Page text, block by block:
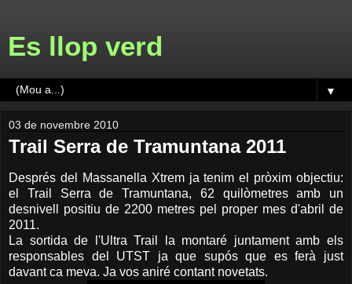
Es llop verd
▼
03 de novembre 2010
Trail Serra de Tramuntana 2011
Després del Massanella Xtrem ja tenim el pròxim objectiu:
el Trail Serra de Tramuntana, 62 quilòmetres amb un
desnivell positiu de 2200 metres pel proper mes d'abril de
2011.
La sortida de l'Ultra Trail la montaré juntament amb els
responsables del UTST ja que supós que es ferà just
davant ca meva. Ja vos aniré contant novetats.